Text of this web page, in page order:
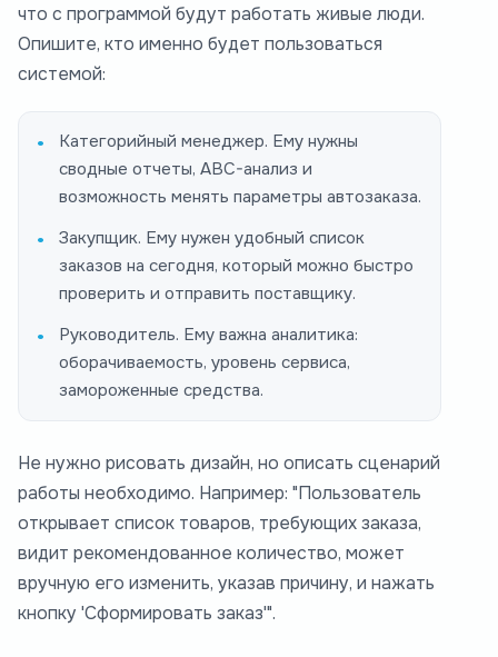
что с программой будут работать живые люди.
Опишите, кто именно будет пользоваться
системой:
Категорийный менеджер. Ему нужны
сводные отчеты, ABC-анализ и
возможность менять параметры автозаказа.
Закупщик. Ему нужен удобный список
заказов на сегодня, который можно быстро
проверить и отправить поставщику.
Руководитель. Ему важна аналитика:
оборачиваемость, уровень сервиса,
замороженные средства.
Не нужно рисовать дизайн, но описать сценарий
работы необходимо. Например: "Пользователь
открывает список товаров, требующих заказа,
видит рекомендованное количество, может
вручную его изменить, указав причину, и нажать
кнопку 'Сформировать заказ'".